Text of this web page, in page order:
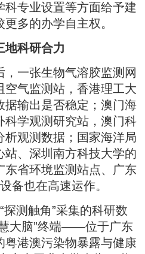
科专业设置等方面给予建
多的办学自主权。
地科研合力
一张生物气溶胶监测网
气监测站，香港理工大
据输出是否稳定；澳门海
科学观测研究站，澳门科
析观测数据；国家海洋局
站、深圳南方科技大学的
东省环境监测站点、广东
备也在高速运作。
测触角”采集的科研数
大脑”终端——位于广东
粤港澳污染物暴露与健康